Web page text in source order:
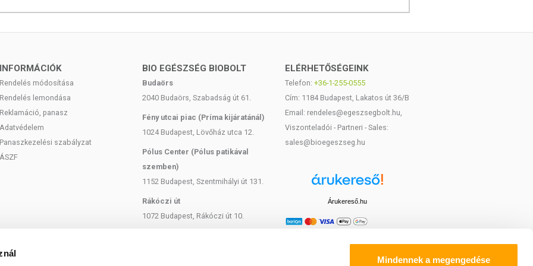
Mindennek a megengedése
Coconut Dream fehérjeszeleteket is!
bevonat [édesítőszer (maltitok), teljesen hidrogénezett
kókuszolaj, zsírszegény kakaópor, glükózszirup, étkezési só,
szerek (ammónium-hidrogén-karbonát, nátrium-hidrogén-
tejfehérje koncentrátum, frukto-oligoszacharidok,
kókuszolaj, tejsavófehérje izolátum [tejsavófehérje izolátum,
mandulaliszt, emulgeálószer: lecitinek (szója), aromák,
szorbát), stabilizátor (kálium-klorid), antioxidáns (alfa-
rákféléket, halat, puhatestűeket, kén-dioxidot és dióféléket
INFORMÁCIÓK
Rendelés módosítása
Rendelés lemondása
Reklamáció, panasz
Adatvédelem
Panaszkezelési szabályzat
ÁSZF
BIO EGÉSZSÉG BIOBOLT
Budaörs
2040 Budaörs, Szabadság út 61.
Fény utcai piac (Príma kijáratánál)
1024 Budapest, Lövőház utca 12.
Pólus Center (Pólus patikával
szemben)
1152 Budapest, Szentmihályi út 131.
Rákóczi út
1072 Budapest, Rákóczi út 10.
ELÉRHETŐSÉGEINK
Telefon: +36-1-255-0555
Cím: 1184 Budapest, Lakatos út 36/B
Email: rendeles@egeszsegbolt.hu,
Viszonteladói - Partneri - Sales:
sales@bioegeszseg.hu
Árukereső.hu